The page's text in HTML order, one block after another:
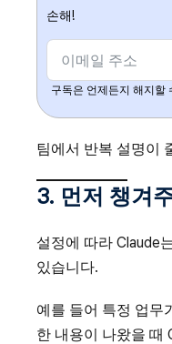
손해!
구독은 언제든지 해지할
팀에서 반복 설명이
3. 먼저 챙겨
설정에 따라 Claude
있습니다.
예를 들어 특정 업무
한 내용이 나왔을 때